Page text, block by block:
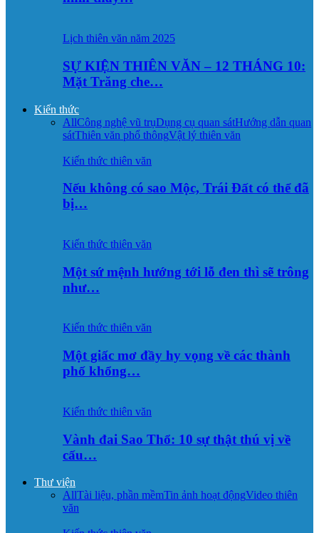
Lịch thiên văn năm 2025
SỰ KIỆN THIÊN VĂN – 12 THÁNG 10:
Mặt Trăng che…
Kiến thức
AllCông nghệ vũ trụDụng cụ quan sátHướng dẫn quan
sátThiên văn phổ thôngVật lý thiên văn
Kiến thức thiên văn
Nếu không có sao Mộc, Trái Đất có thể đã
bị…
Kiến thức thiên văn
Một sứ mệnh hướng tới lỗ đen thì sẽ trông
như…
Kiến thức thiên văn
Một giấc mơ đầy hy vọng về các thành
phố khổng…
Kiến thức thiên văn
Vành đai Sao Thổ: 10 sự thật thú vị về
cấu…
Thư viện
AllTài liệu, phần mềmTin ảnh hoạt độngVideo thiên
văn